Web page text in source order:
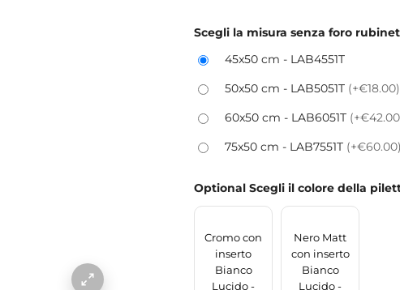
Scegli la misura senza foro
45x50 cm - LAB4551T
50x50 cm - LAB5051T (+€18.00)
60x50 cm - LAB6051T
75x50 cm - LAB7551T (+€60.00)
Optional Scegli il colore della
Cromo con
inserto
Bianco
Lucido -
Nero Matt
con inserto
Bianco
Lucido -